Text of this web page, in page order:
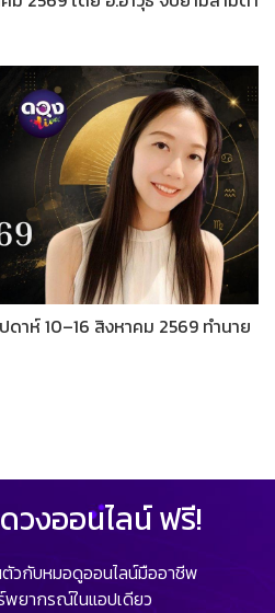
ดาห์ 10–16 สิงหาคม 2569 ทำนาย
วงออนไลน์ ฟรี!
วกับหมอดูออนไลน์มืออาชีพ
ยากรณ์ในแอปเดียว